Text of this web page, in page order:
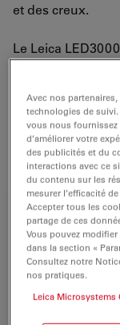
et des creux.
Le Leica
niveaux de
supplémentaire
microscopique
Avec nos
technologies de
vous nous
d’améliorer votre
des publicités et du
interactions avec ce
du contenu sur les
mesurer l’efficacité
Accepter tous les
partage de ces
Vous pouvez
dans la section «
Consultez notre
nos pratiques.
Leica Microsystems